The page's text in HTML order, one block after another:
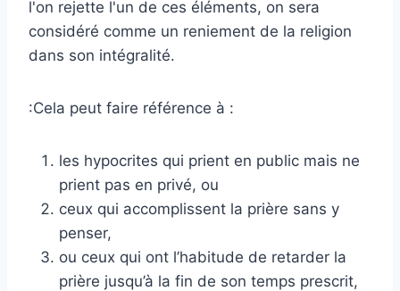
l'on rejette l'un de ces éléments, on sera
considéré comme un reniement de la religion
dans son intégralité.
:Cela peut faire référence à :
les hypocrites qui prient en public mais ne
prient pas en privé, ou
ceux qui accomplissent la prière sans y
penser,
ou ceux qui ont l’habitude de retarder la
prière jusqu’à la fin de son temps prescrit,